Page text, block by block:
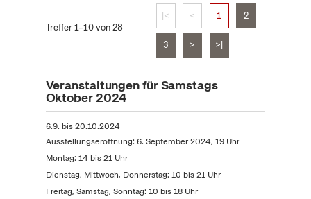
Treffer 1–10 von 28
|< < 1 2
3 > >|
Veranstaltungen für Samstags
Oktober 2024
6.9. bis20.10.2024
Ausstellungseröffnung: 6. September 2024, 19 Uhr
Montag: 14 bis 21 Uhr
Dienstag, Mittwoch, Donnerstag: 10 bis 21 Uhr
Freitag, Samstag, Sonntag: 10 bis 18 Uhr